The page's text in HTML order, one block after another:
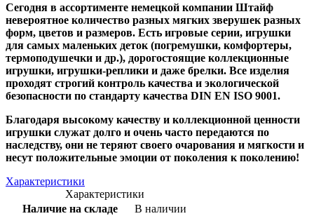
Сегодня в ассортименте немецкой компании Штайф
невероятное количество разных мягких зверушек разных
форм, цветов и размеров. Есть игровые серии, игрушки
для самых маленьких деток (погремушки, комфортеры,
термоподушечки и др.), дорогостоящие коллекционные
игрушки, игрушки-реплики и даже брелки. Все изделия
проходят строгий контроль качества и экологической
безопасности по стандарту качества DIN EN ISO 9001.
Благодаря высокому качеству и коллекционной ценности
игрушки служат долго и очень часто передаются по
наследству, они не теряют своего очарования и мягкости и
несут положительные эмоции от поколения к поколению!
Характеристики
Характеристики
Наличие на складе
В наличии